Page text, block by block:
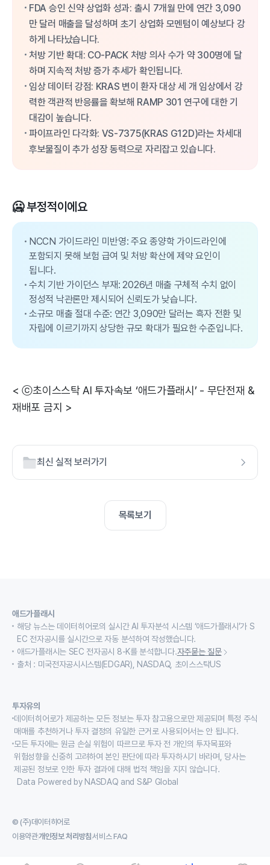
FDA 승인 신약 상업화 성과: 출시 7개월 만에 연간 3,090
만 달러 매출을 달성하며 초기 상업화 모멘텀이 예상보다 강
하게 나타났습니다.
처방 기반 확대: CO-PACK 처방 의사 수가 약 300명에 달
하며 지속적 처방 증가 추세가 확인됩니다.
임상 데이터 강점: KRAS 변이 환자 대상 세 개 임상에서 강
력한 객관적 반응률을 확보해 RAMP 301 연구에 대한 기
대감이 높습니다.
파이프라인 다각화: VS-7375(KRAS G12D)라는 차세대
후보물질이 추가 성장 동력으로 자리잡고 있습니다.
🥶 부정적이에요
NCCN 가이드라인 미반영: 주요 종양학 가이드라인에
포함되지 못해 보험 급여 및 처방 확산에 제약 요인이
됩니다.
수치 기반 가이던스 부재: 2026년 매출 구체적 수치 없이
정성적 낙관론만 제시되어 신뢰도가 낮습니다.
소규모 매출 절대 수준: 연간 3,090만 달러는 흑자 전환 및
자립에 이르기까지 상당한 규모 확대가 필요한 수준입니다.
< ⓒ초이스스탁 AI 투자속보 ‘애드가플래시’ - 무단전재 &
재배포 금지 >
최신 실적 보러가기
목록보기
애드가플래시
해당 뉴스는 데이터히어로의 실시간 AI 투자분석 시스템 ‘애드가플래시’가 S
EC 전자공시를 실시간으로 자동 분석하여 작성했습니다.
애드가플래시는 SEC 전자공시 8-K를 분석합니다.자주묻는 질문
출처 : 미국전자공시시스템(EDGAR), NASDAQ, 초이스스탁US
투자유의
데이터히어로가 제공하는 모든 정보는 투자 참고용으로만 제공되며 특정 주식
매매를 추천하거나 투자 결정의 유일한 근거로 사용되어서는 안 됩니다.
모든 투자에는 원금 손실 위험이 따르므로 투자 전 개인의 투자목표와
위험성향을 신중히 고려하여 본인 판단에 따라 투자하시기 바라며, 당사는
제공된 정보로 인한 투자 결과에 대해 법적 책임을 지지 않습니다.
Data Powered by NASDAQ and S&P Global
© (주)데이터히어로
이용약관개인정보 처리방침서비스 FAQ